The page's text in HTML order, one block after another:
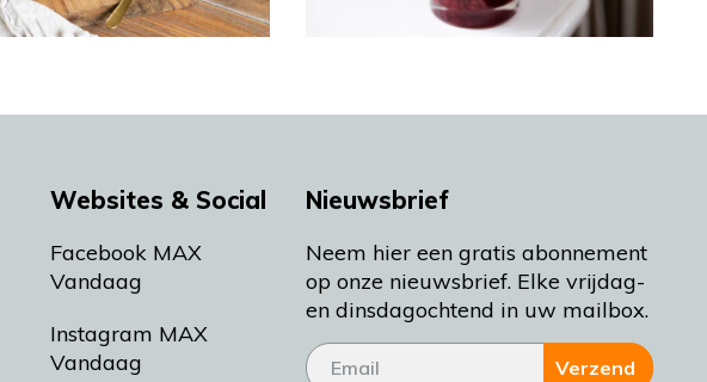
Websites & Social
Facebook MAX
Vandaag
Instagram MAX
Vandaag
Nieuwsbrief
Neem hier een gratis abonnement
op onze nieuwsbrief. Elke vrijdag-
en dinsdagochtend in uw mailbox.
Verzend